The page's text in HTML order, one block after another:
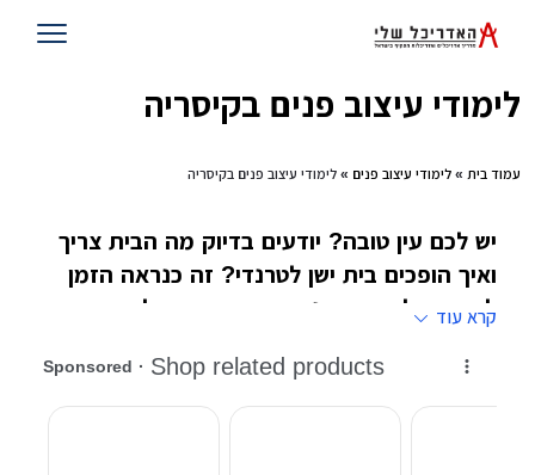
לימודי עיצוב פנים בקיסריה
עמוד בית » לימודי עיצוב פנים » לימודי עיצוב פנים בקיסריה
יש לכם עין טובה? יודעים בדיוק מה הבית צריך
ואיך הופכים בית ישן לטרנדי? זה כנראה הזמן
לחשוב על עיצוב פנים בתור מקצוע ולהירשם
@@@
קרא עוד